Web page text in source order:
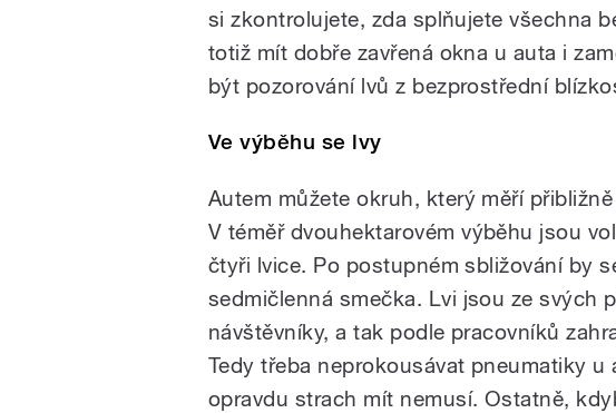
si zkontrolujete, zda splňujete všechna
totiž mít dobře zavřená okna u auta i
být pozorování lvů z bezprostřední
Ve výběhu se lvy
Autem můžete okruh, který měří
V téměř dvouhektarovém výběhu jsou
čtyři lvice. Po postupném sbližování by
sedmičlenná smečka. Lvi jsou ze svých
návštěvníky, a tak podle pracovníků
Tedy třeba neprokousávat pneumatiky u
opravdu strach mít nemusí. Ostatně,